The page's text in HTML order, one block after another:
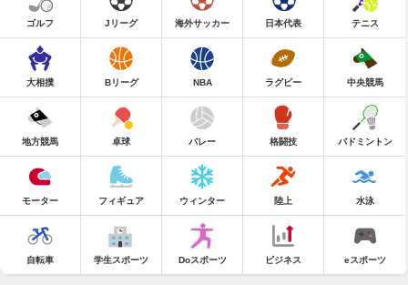
ゴルフ Jリーグ 海外サッカー 日本代表 テニス
大相撲 Bリーグ NBA ラグビー 中央競馬
地方競馬 卓球 バレー 格闘技 バドミントン
モーター フィギュア ウィンター 陸上 水泳
自転車 学生スポーツ Doスポーツ ビジネス eスポーツ